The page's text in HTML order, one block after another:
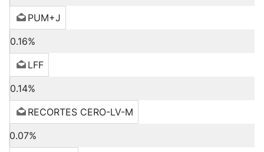
PUM+J
0.16%
LFF
0.14%
RECORTES CERO-LV-M
0.07%